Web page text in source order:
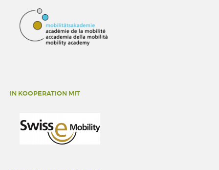
IN KOOPERATION MIT